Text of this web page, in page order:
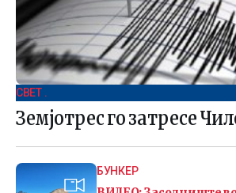
СВЕТ .
Земјотрес го затресе
БУНКЕР